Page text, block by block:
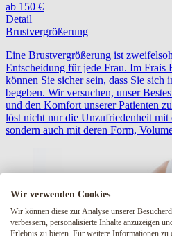
ab 150 €
Detail
Brustvergrößerung
Eine Brustvergrößerung ist
Entscheidung für jede Frau. Im Frais
können Sie sicher sein, dass Sie sich
begeben. Wir versuchen, unser
und den Komfort unserer Patienten
löst nicht nur die Unzufriedenheit mit
sondern auch mit deren Form,
Wir verwenden Cookies
Wir können diese zur Analyse unserer
verbessern, personalisierte Inhalte anzuzeigen
Erlebnis zu bieten. Für weitere Informationen zu